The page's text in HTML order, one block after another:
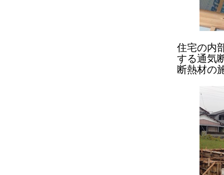
住宅の内
する通気
断熱材の